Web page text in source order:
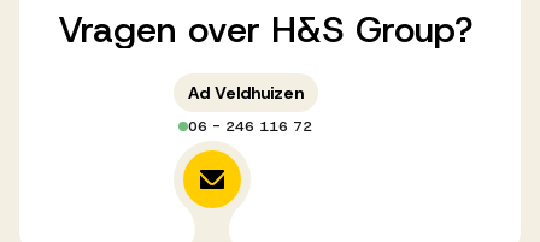
Werken bij AV
Vragen over H&S Group?
Ad Veldhuizen
06 - 246 116 72